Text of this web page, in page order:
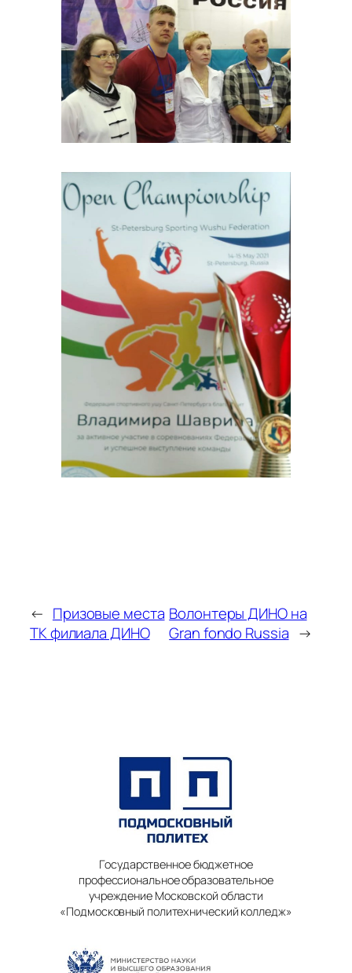
← Призовые места
ТК филиала ДИНО
Волонтеры ДИНО на
Gran fondo Russia →
Государственное бюджетное
профессиональное образовательное
учреждение Московской области
«Подмосковный политехнический колледж»